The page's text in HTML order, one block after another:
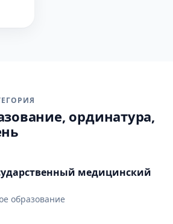
ординатура,
медицинский
образование